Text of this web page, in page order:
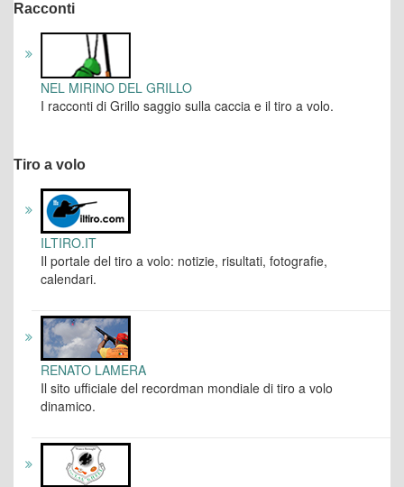
Racconti
NEL MIRINO DEL GRILLO
I racconti di Grillo saggio sulla caccia e il tiro a volo.
Tiro a volo
ILTIRO.IT
Il portale del tiro a volo: notizie, risultati, fotografie,
calendari.
RENATO LAMERA
Il sito ufficiale del recordman mondiale di tiro a volo
dinamico.